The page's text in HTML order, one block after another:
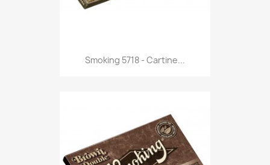
Anteprima
Smoking 5718 - Cartine...